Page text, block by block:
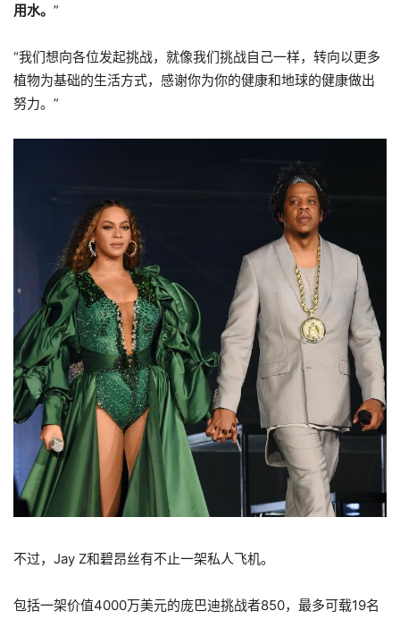
用水。 ”
“我们想向各位发起挑战，就像我们挑战自己一样，转向以更多
植物为基础的生活方式，感谢你为你的健康和地球的健康做出
努力。”
不过，Jay Z和碧昂丝有不止一架私人飞机。
包括一架价值4000万美元的庞巴迪挑战者850，最多可载19名